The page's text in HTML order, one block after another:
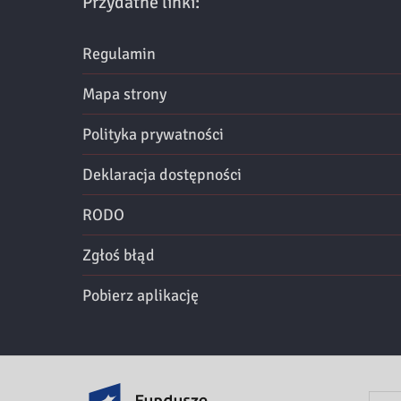
Regulamin
Mapa strony
Polityka prywatności
Deklaracja dostępności
RODO
Zgłoś błąd
Pobierz aplikację